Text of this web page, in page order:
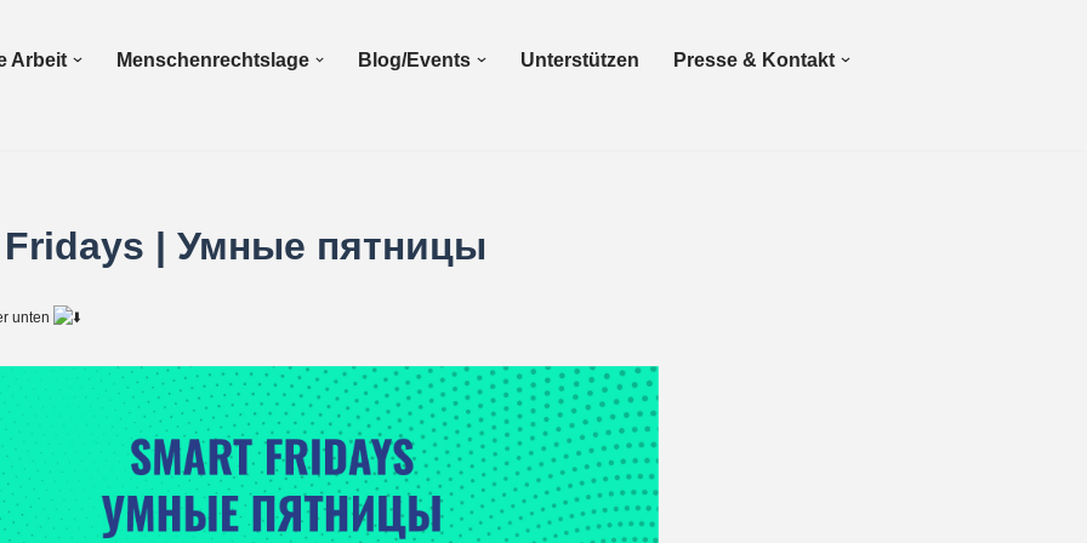
Arbeit Menschenrechtslage Blog/Events Unterstützen Presse & Kontakt
Fridays | Умные пятницы
unten